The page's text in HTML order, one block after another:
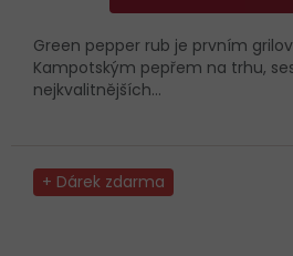
Green pepper rub je prvním
Kampotským pepřem na trhu,
nejkvalitnějších...
+ Dárek zdarma